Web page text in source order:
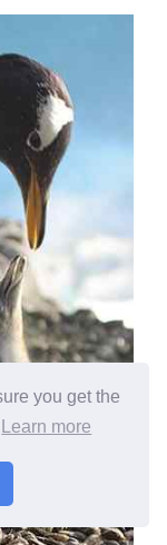
you get the
Learn more